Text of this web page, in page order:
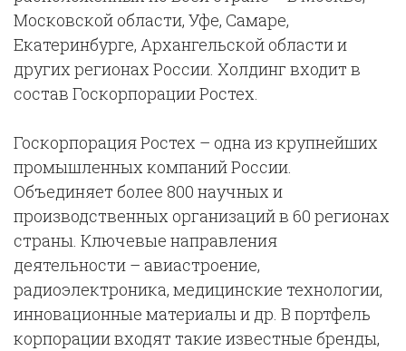
Московской области, Уфе, Самаре,
Екатеринбурге, Архангельской области и
других регионах России. Холдинг входит в
состав Госкорпорации Ростех.
Госкорпорация Ростех – одна из крупнейших
промышленных компаний России.
Объединяет более 800 научных и
производственных организаций в 60 регионах
страны. Ключевые направления
деятельности – авиастроение,
радиоэлектроника, медицинские технологии,
инновационные материалы и др. В портфель
корпорации входят такие известные бренды,